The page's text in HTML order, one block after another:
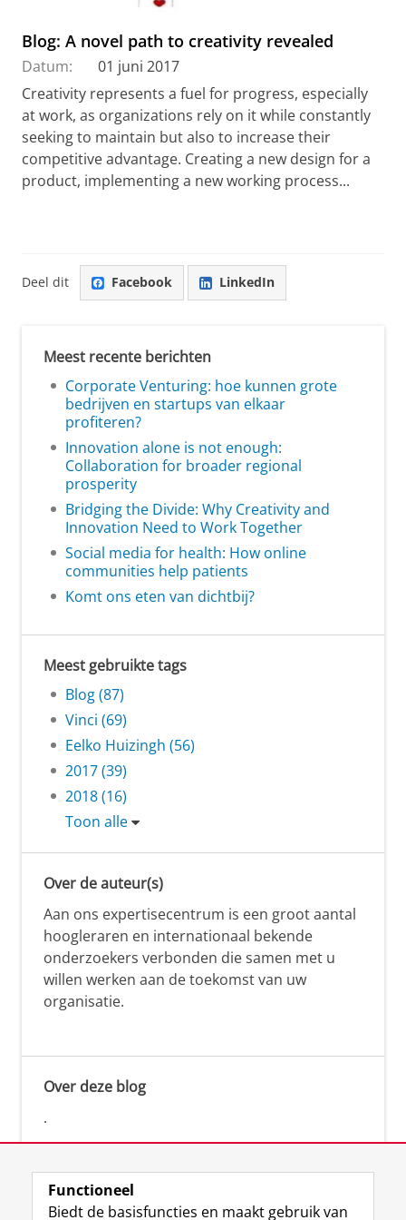
Blog: A novel path to creativity revealed
Datum:
01 juni 2017
Creativity represents a fuel for progress, especially
at work, as organizations rely on it while constantly
seeking to maintain but also to increase their
competitive advantage. Creating a new design for a
product, implementing a new working process...
Deel dit Facebook LinkedIn
Meest recente berichten
Corporate Venturing: hoe kunnen grote
bedrijven en startups van elkaar
profiteren?
Innovation alone is not enough:
Collaboration for broader regional
prosperity
Bridging the Divide: Why Creativity and
Innovation Need to Work Together
Social media for health: How online
communities help patients
Komt ons eten van dichtbij?
Meest gebruikte tags
Blog (87)
Vinci (69)
Eelko Huizingh (56)
2017 (39)
2018 (16)
Toon alle
Over de auteur(s)
Aan ons expertisecentrum is een groot aantal
hoogleraren en internationaal bekende
onderzoekers verbonden die samen met u
willen werken aan de toekomst van uw
organisatie.
Over deze blog
.
Functioneel
Biedt de basisfuncties en maakt gebruik van